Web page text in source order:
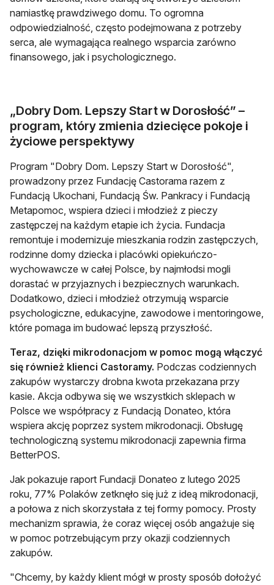
namiastkę prawdziwego domu. To ogromna
odpowiedzialność, często podejmowana z potrzeby
serca, ale wymagająca realnego wsparcia zarówno
finansowego, jak i psychologicznego.
„Dobry Dom. Lepszy Start w Dorosłość” –
program, który zmienia dziecięce pokoje i
życiowe perspektywy
Program "Dobry Dom. Lepszy Start w Dorosłość",
prowadzony przez Fundację Castorama razem z
Fundacją Ukochani, Fundacją Św. Pankracy i Fundacją
Metapomoc, wspiera dzieci i młodzież z pieczy
zastępczej na każdym etapie ich życia. Fundacja
remontuje i modernizuje mieszkania rodzin zastępczych,
rodzinne domy dziecka i placówki opiekuńczo-
wychowawcze w całej Polsce, by najmłodsi mogli
dorastać w przyjaznych i bezpiecznych warunkach.
Dodatkowo, dzieci i młodzież otrzymują wsparcie
psychologiczne, edukacyjne, zawodowe i mentoringowe,
które pomaga im budować lepszą przyszłość.
Teraz, dzięki mikrodonacjom w pomoc mogą włączyć
się również klienci Castoramy. Podczas codziennych
zakupów wystarczy drobna kwota przekazana przy
kasie. Akcja odbywa się we wszystkich sklepach w
Polsce we współpracy z Fundacją Donateo, która
wspiera akcję poprzez system mikrodonacji. Obsługę
technologiczną systemu mikrodonacji zapewnia firma
BetterPOS.
Jak pokazuje raport Fundacji Donateo z lutego 2025
roku, 77% Polaków zetknęło się już z ideą mikrodonacji,
a połowa z nich skorzystała z tej formy pomocy. Prosty
mechanizm sprawia, że coraz więcej osób angażuje się
w pomoc potrzebującym przy okazji codziennych
zakupów.
"Chcemy, by każdy klient mógł w prosty sposób dołożyć